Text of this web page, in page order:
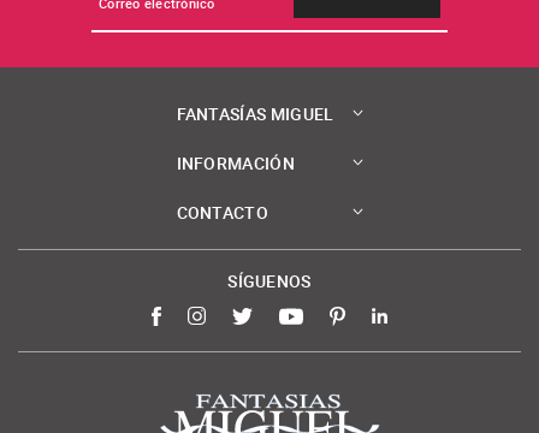
FANTASÍAS MIGUEL
INFORMACIÓN
CONTACTO
SÍGUENOS
FacebookInstagram
TwitterYouTubePinterestLinkedIn